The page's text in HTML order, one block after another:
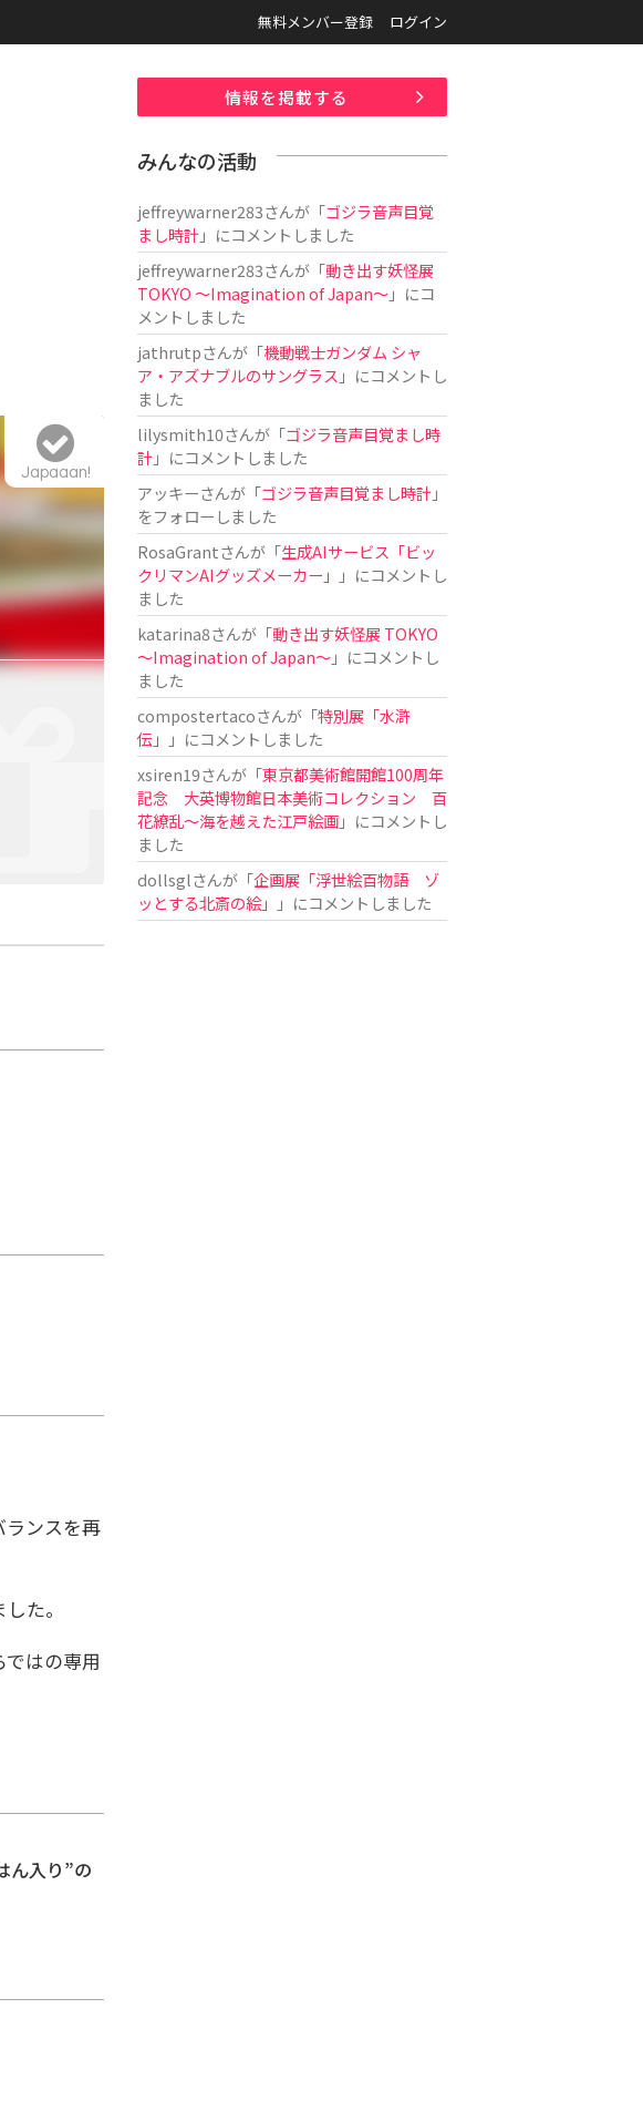
無料メンバー登録 ログイン
Japaaan!
ランスを再
た。
はの専用
ん入り”の
情報を掲載する
みんなの活動
jeffreywarner283さんが「ゴジラ音声目覚
まし時計」にコメントしました
jeffreywarner283さんが「動き出す妖怪展
TOKYO 〜Imagination of Japan〜」にコ
メントしました
jathrutpさんが「機動戦士ガンダム シャ
ア・アズナブルのサングラス 」にコメントし
ました
lilysmith10さんが「ゴジラ音声目覚まし時
計」にコメントしました
アッキーさんが「ゴジラ音声目覚まし時計」
をフォローしました
RosaGrantさんが「生成AIサービス「ビッ
クリマンAIグッズメーカー」
」にコメントし
ました
katarina8さんが「動き出す妖怪展 TOKYO
〜Imagination of Japan〜」にコメントし
ました
compostertacoさんが「特別展「水滸
伝」
」にコメントしました
xsiren19さんが「東京都美術館開館100周年
記念 大英博物館日本美術コレクション 百
花繚乱～海を越えた江戸絵画」にコメントし
ました
dollsglさんが「企画展「浮世絵百物語 ゾ
ッとする北斎の絵」
」にコメントしました